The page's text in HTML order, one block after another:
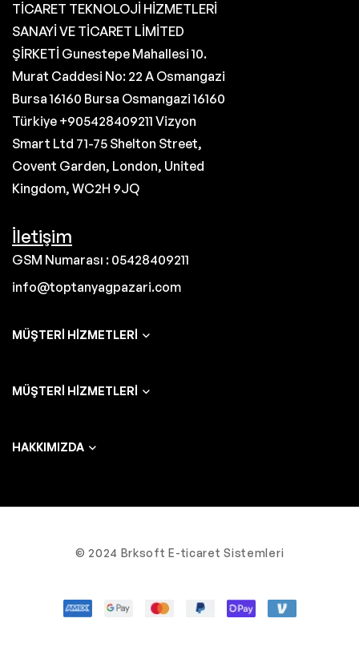
TİCARET TEKNOLOJİ HİZMETLERİ
SANAYİ VE TİCARET LİMİTED
ŞİRKETİ Gunestepe Mahallesi 10.
Murat Caddesi No: 22 A Osmangazi
Bursa 16160 Bursa Osmangazi 16160
Türkiye +905428409211 Vizyon
Smart Ltd 71-75 Shelton Street,
Covent Garden, London, United
Kingdom, WC2H 9JQ
İletişim
GSM Numarası : 05428409211
info@toptanyagpazari.com
MÜŞTERI HIZMETLERI
MÜŞTERI HIZMETLERI
HAKKIMIZDA
© 2024 Brksoft E-ticaret Sistemleri